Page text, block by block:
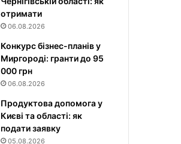
отримати
06.08.2026
Конкурс бізнес-планів у
Миргороді: гранти до 95
000 грн
06.08.2026
Продуктова допомога у
Києві та області: як
подати заявку
05.08.2026